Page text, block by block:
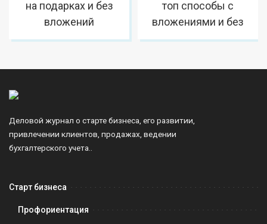
на подарках и без
вложений
топ способы с
вложениями и без
Деловой журнал о старте бизнеса, его развитии,
привлечении клиентов, продажах, ведении
бухгалтерского учета..
Старт бизнеса
Профориентация